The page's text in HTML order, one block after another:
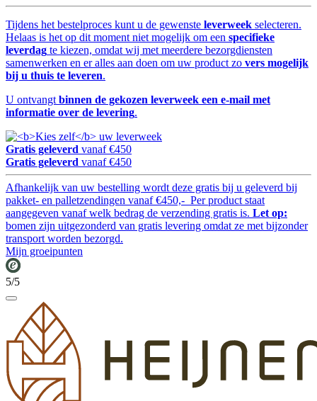
Tijdens het bestelproces kunt u de gewenste leverweek selecteren.
Helaas is het op dit moment niet mogelijk om een specifieke
leverdag te kiezen, omdat wij met meerdere bezorgdiensten
samenwerken en er alles aan doen om uw product zo vers mogelijk
bij u thuis te leveren.
U ontvangt binnen de gekozen leverweek een e-mail met
informatie over de levering.
Gratis geleverd vanaf €450
Gratis geleverd vanaf €450
Afhankelijk van uw bestelling wordt deze gratis bij u geleverd bij
pakket- en palletzendingen vanaf €450,- Per product staat
aangegeven vanaf welk bedrag de verzending gratis is. Let op:
bomen zijn uitgezonderd van gratis levering omdat ze met bijzonder
transport worden bezorgd.
Mijn groeipunten
5/5